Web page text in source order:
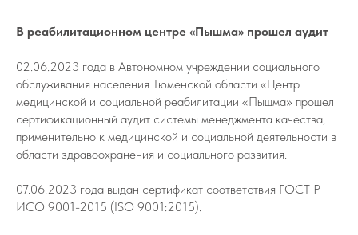
В реабилитационном центре «Пышма» прошел аудит
02.06.2023 года в Автономном учреждении социального
обслуживания населения Тюменской области «Центр
медицинской и социальной реабилитации «Пышма» прошел
сертификационный аудит системы менеджмента качества,
применительно к медицинской и социальной деятельности в
области здравоохранения и социального развития.
07.06.2023 года выдан сертификат соответствия ГОСТ Р
ИСО 9001-2015 (ISO 9001:2015).